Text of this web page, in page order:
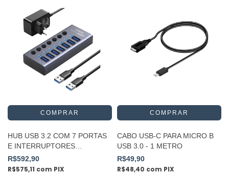
HUB USB 3.2 COM 7 PORTAS
E INTERRUPTORES
INDIVIDUAIS
R$592,90
R$575,11 com PIX
CABO USB-C PARA MICRO B
USB 3.0 - 1 METRO
R$49,90
R$48,40 com PIX